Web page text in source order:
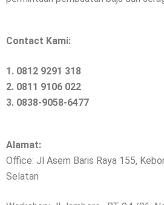
Contact Kami:
1. 0812 9291 318
2. 0811 9106 022
3. 0838-9058-6477
Alamat:
Office: Jl Asem Baris Raya 155,
Selatan